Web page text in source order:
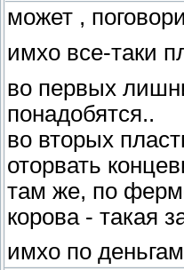
может ,
имхо все-таки
во первых
понадобятся..
во вторых
оторвать
там же, по
корова - такая
имхо по